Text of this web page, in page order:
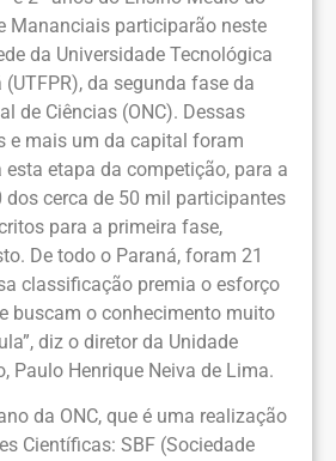
Mananciais participarão neste
da Universidade Tecnológica
(UTFPR), da segunda fase da
de Ciências (ONC). Dessas
e mais um da capital foram
esta etapa da competição, para a
cerca de 50 mil participantes
para a primeira fase,
De todo o Paraná, foram 21
classificação premia o esforço
buscam o conhecimento muito
diz o diretor da Unidade
Paulo Henrique Neiva de Lima.
da ONC, que é uma realização
Científicas: SBF (Sociedade